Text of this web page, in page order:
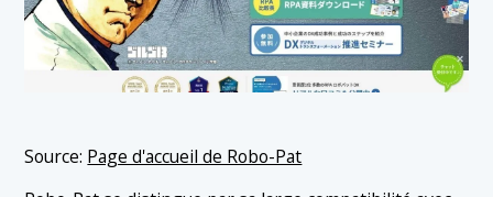
Source: Page d'accueil de Robo-Pat